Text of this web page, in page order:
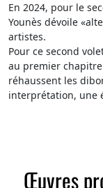
En 2024, pour le
Younès dévoile
artistes.
Pour ce second
au premier
réhaussent les
interprétation, une
Œuvres